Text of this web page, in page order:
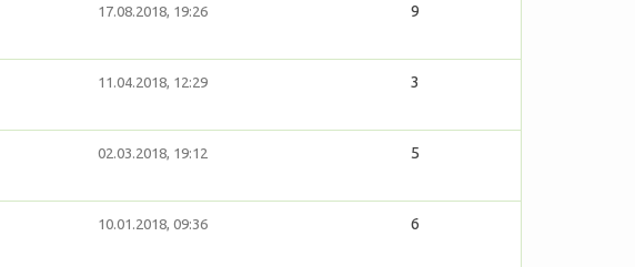
17.08.2018, 19:26 9
11.04.2018, 12:29 3
02.03.2018, 19:12 5
10.01.2018, 09:36 6